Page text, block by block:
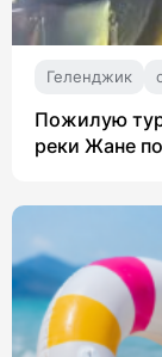
Геленджик
Пожилую
реки Жане